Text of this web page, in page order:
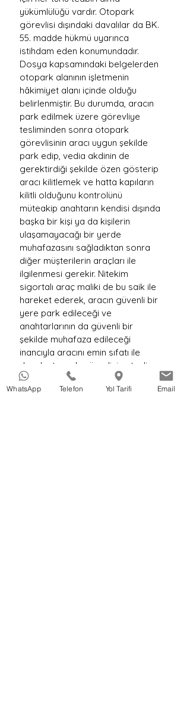
WhatsApp Telefon Yol Tarifi Email